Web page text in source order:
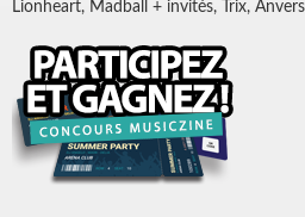
Lionheart, Madball + invités, Trix,